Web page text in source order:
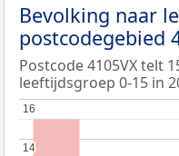
Bevolking naar
postcodegebied
Postcode 4105VX telt
leeftijdsgroep 0-15 in
14
14
16
16